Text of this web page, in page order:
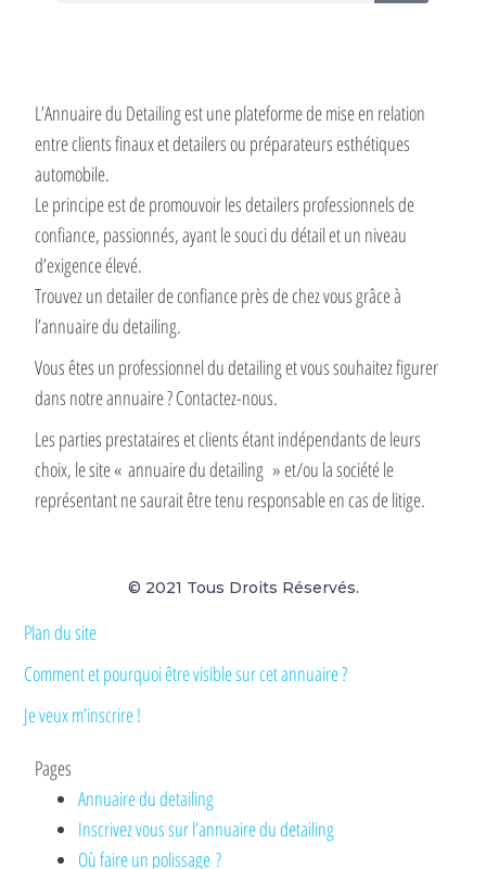
L’Annuaire du Detailing est une plateforme de mise en relation
entre clients finaux et detailers ou préparateurs esthétiques
automobile.
Le principe est de promouvoir les detailers professionnels de
confiance, passionnés, ayant le souci du détail et un niveau
d’exigence élevé.
Trouvez un detailer de confiance près de chez vous grâce à
l’annuaire du detailing.
Vous êtes un professionnel du detailing et vous souhaitez figurer
dans notre annuaire ? Contactez-nous.
Les parties prestataires et clients étant indépendants de leurs
choix, le site « annuaire du detailing » et/ou la société le
représentant ne saurait être tenu responsable en cas de litige.
© 2021 Tous Droits Réservés.
Plan du site
Comment et pourquoi être visible sur cet annuaire ?
Je veux m’inscrire !
Pages
Annuaire du detailing
Inscrivez vous sur l’annuaire du detailing
Où faire un polissage ?